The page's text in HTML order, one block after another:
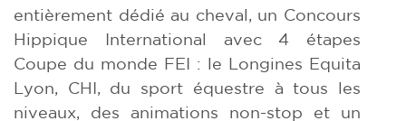
entièrement dédié au cheval, un Concours
Hippique International avec 4 étapes
Coupe du monde FEI : le Longines Equita
Lyon, CHI, du sport équestre à tous les
niveaux, des animations non-stop et un